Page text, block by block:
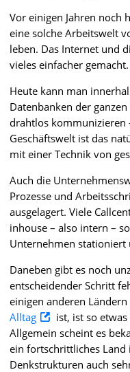
Vor einigen Jahren noch
eine solche Arbeitswelt
leben. Das Internet und
vieles einfacher gemacht.
Heute kann man
Datenbanken der
drahtlos kommunizieren
Geschäftswelt ist das
mit einer Technik von
Auch die
Prozesse und
ausgelagert. Viele
inhouse – also intern –
Unternehmen stationiert
Daneben gibt es noch
entscheidender Schritt
einigen anderen
Alltag
ist, ist so
Allgemein scheint es
ein fortschrittliches Land
Denkstrukturen auch